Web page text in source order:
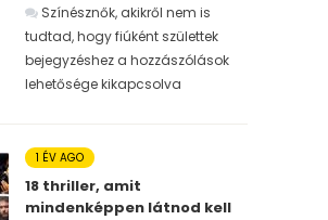
Színésznők, akikről nem is
tudtad, hogy fiúként születtek
bejegyzéshez a hozzászólások
lehetősége kikapcsolva
1 ÉV AGO
18 thriller, amit
mindenképpen látnod kell